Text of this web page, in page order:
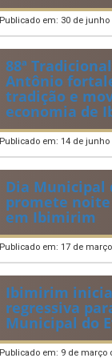
Publicado em: 30 de junho
88ª
Antônio
tradição e
economia de
Publicado em: 14 de junho
Dia Municipal
promete
em Ibimirim
Publicado em: 17 de
Ibimirim
regressiva
Municipal do
Publicado em: 9 de março